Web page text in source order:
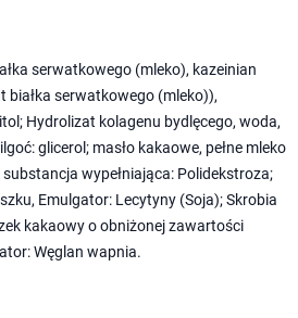
serwatkowego (mleko), kazeinian
białka serwatkowego (mleko)),
Hydrolizat kolagenu bydlęcego, woda,
glicerol; masło kakaowe, pełne mleko
wypełniająca: Polidekstroza;
Emulgator: Lecytyny (Soja); Skrobia
kakaowy o obniżonej zawartości
Węglan wapnia.